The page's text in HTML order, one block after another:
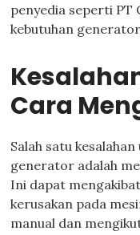
penyedia seperti PT
kebutuhan
Cara
Salah satu
generator adalah
Ini dapat
kerusakan pada
manual dan